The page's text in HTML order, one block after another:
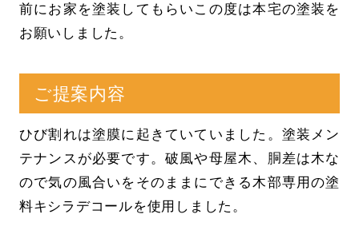
前にお家を塗装してもらいこの度は本宅の塗装を
お願いしました。
ご提案内容
ひび割れは塗膜に起きていていました。塗装メン
テナンスが必要です。破風や母屋木、胴差は木な
ので気の風合いをそのままにできる木部専用の塗
料キシラデコールを使用しました。